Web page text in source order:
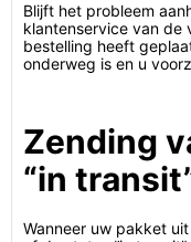
Blijft het probleem
klantenservice van de
bestelling heeft
onderweg is en u
Zending
“in
Wanneer uw pakket